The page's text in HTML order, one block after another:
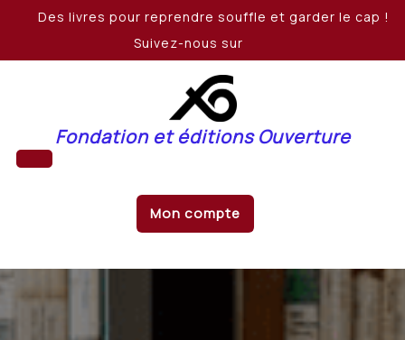
Des livres pour reprendre souffle et garder le cap !
Suivez-nous sur
Fondation et éditions Ouverture
Mon compte